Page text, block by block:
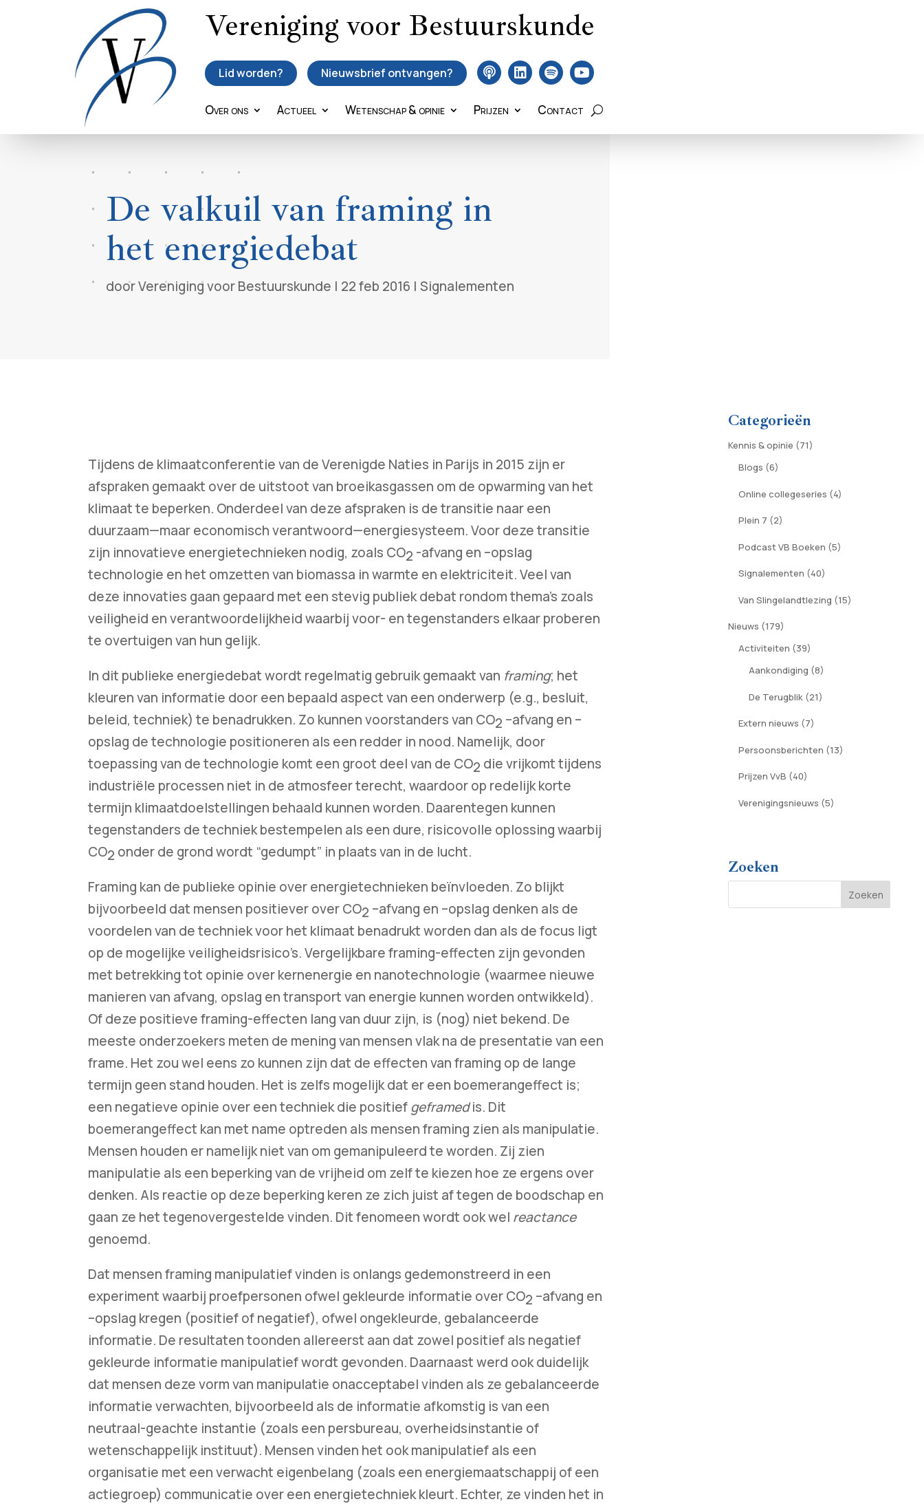
Vereniging voor Bestuurskunde
Lid worden? Nieuwsbrief ontvangen?
Over ons Actueel Wetenschap & opinie Prijzen Contact
De valkuil van framing in
het energiedebat
doorVereniging voor Bestuurskunde | 22 feb 2016 |Signalementen
Tijdens de klimaatconferentie van de Verenigde Naties in Parijs in 2015 zijn er
afspraken gemaakt over de uitstoot van broeikasgassen om de opwarming van het
klimaat te beperken. Onderdeel van deze afspraken is de transitie naar een
duurzaam—maar economisch verantwoord—energiesysteem. Voor deze transitie
zijn innovatieve energietechnieken nodig, zoals CO2 -afvang en –opslag
technologie en het omzetten van biomassa in warmte en elektriciteit. Veel van
deze innovaties gaan gepaard met een stevig publiek debat rondom thema’s zoals
veiligheid en verantwoordelijkheid waarbij voor- en tegenstanders elkaar proberen
te overtuigen van hun gelijk.
In dit publieke energiedebat wordt regelmatig gebruik gemaakt van framing; het
kleuren van informatie door een bepaald aspect van een onderwerp (e.g., besluit,
beleid, techniek) te benadrukken. Zo kunnen voorstanders van CO2 –afvang en –
opslag de technologie positioneren als een redder in nood. Namelijk, door
toepassing van de technologie komt een groot deel van de CO2 die vrijkomt tijdens
industriële processen niet in de atmosfeer terecht, waardoor op redelijk korte
termijn klimaatdoelstellingen behaald kunnen worden. Daarentegen kunnen
tegenstanders de techniek bestempelen als een dure, risicovolle oplossing waarbij
CO2 onder de grond wordt “gedumpt” in plaats van in de lucht.
Framing kan de publieke opinie over energietechnieken beïnvloeden. Zo blijkt
bijvoorbeeld dat mensen positiever over CO2 –afvang en –opslag denken als de
voordelen van de techniek voor het klimaat benadrukt worden dan als de focus ligt
op de mogelijke veiligheidsrisico’s. Vergelijkbare framing-effecten zijn gevonden
met betrekking tot opinie over kernenergie en nanotechnologie (waarmee nieuwe
manieren van afvang, opslag en transport van energie kunnen worden ontwikkeld).
Of deze positieve framing-effecten lang van duur zijn, is (nog) niet bekend. De
meeste onderzoekers meten de mening van mensen vlak na de presentatie van een
frame. Het zou wel eens zo kunnen zijn dat de effecten van framing op de lange
termijn geen stand houden. Het is zelfs mogelijk dat er een boemerangeffect is;
een negatieve opinie over een techniek die positiefgeframedis. Dit
boemerangeffect kan met name optreden als mensen framing zien als manipulatie.
Mensen houden er namelijk niet van om gemanipuleerd te worden. Zij zien
manipulatie als een beperking van de vrijheid om zelf te kiezen hoe ze ergens over
denken. Als reactie op deze beperking keren ze zich juist af tegen de boodschap en
gaan ze het tegenovergestelde vinden. Dit fenomeen wordt ook wel reactance
genoemd.
Dat mensen framing manipulatief vinden is onlangs gedemonstreerd in een
experiment waarbij proefpersonen ofwel gekleurde informatie over CO2 –afvang en
–opslag kregen (positief of negatief), ofwel ongekleurde, gebalanceerde
informatie. De resultaten toonden allereerst aan dat zowel positief als negatief
gekleurde informatie manipulatief wordt gevonden. Daarnaast werd ook duidelijk
dat mensen deze vorm van manipulatie onacceptabel vinden als ze gebalanceerde
informatie verwachten, bijvoorbeeld als de informatie afkomstig is van een
neutraal-geachte instantie (zoals een persbureau, overheidsinstantie of
wetenschappelijk instituut). Mensen vinden het ook manipulatief als een
organisatie met een verwacht eigenbelang (zoals een energiemaatschappij of een
actiegroep) communicatie over een energietechniek kleurt. Echter, ze vinden het in
Categorieën
Kennis & opinie (71)
Blogs (6)
Online collegeseries (4)
Plein 7 (2)
Podcast VB Boeken (5)
Signalementen (40)
Van Slingelandtlezing (15)
Nieuws (179)
Activiteiten (39)
Aankondiging (8)
De Terugblik(21)
Extern nieuws (7)
Persoonsberichten (13)
Prijzen VvB (40)
Verenigingsnieuws (5)
Zoeken